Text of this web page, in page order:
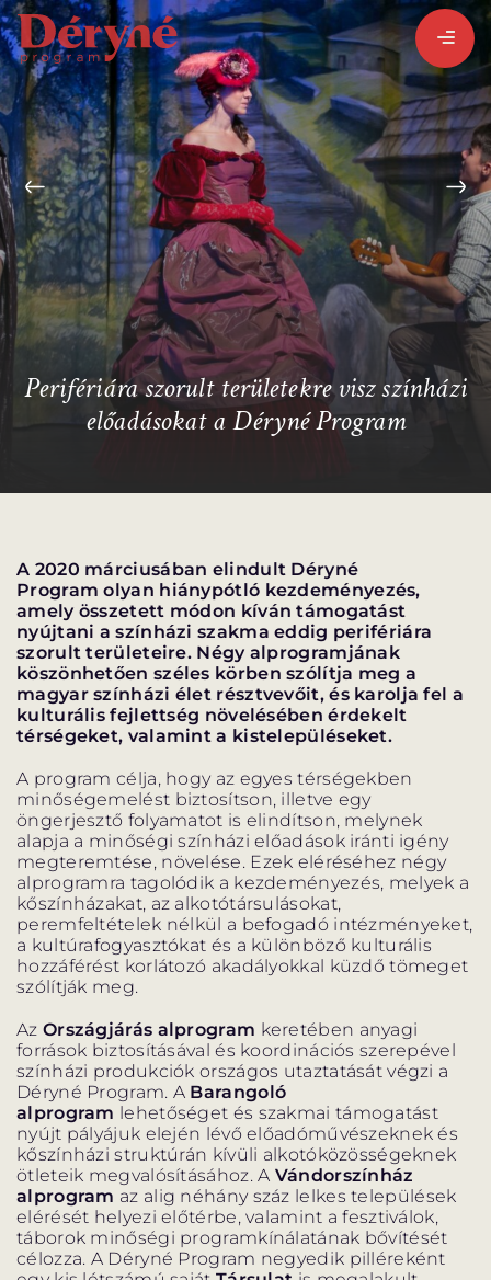
BEJELENTKEZEM
REGISZTRÁLOK
PROGRAMISMERTETŐ
PROGRAMOK
PROGRAM
PROGRAM
ALPROGRAMOK
ORSZÁGJÁRÁS VÁNDORSZÍNHÁZ
KULTUP VITÉZ LÁSZLÓ
BARANGOLÓ
DÉRYNÉ TÁRSULAT
PROJEKTEK
Perifériára szorult területekre visz színházi
előadásokat a Déryné Program
A 2020 márciusában elindult Déryné
Programolyan hiánypótló kezdeményezés,
amely összetett módon kíván támogatást
nyújtani a színházi szakma eddig perifériára
szorult területeire. Négy alprogramjának
köszönhetően széles körben szólítja meg a
magyar színházi élet résztvevőit, és karolja fel a
kulturális fejlettség növelésében érdekelt
térségeket, valamint a kistelepüléseket.
A program célja, hogy az egyes térségekben
minőségemelést biztosítson, illetve egy
öngerjesztő folyamatot is elindítson, melynek
alapja a minőségi színházi előadások iránti igény
megteremtése, növelése. Ezek eléréséhez négy
alprogramra tagolódik a kezdeményezés, melyek a
kőszínházakat, az alkotótársulásokat,
peremfeltételek nélkül a befogadó intézményeket,
a kultúrafogyasztókat és a különböző kulturális
hozzáférést korlátozó akadályokkal küzdő tömeget
szólítják meg.
Az Országjárás alprogram keretében anyagi
források biztosításával és koordinációs szerepével
színházi produkciók országos utaztatását végzi a
Déryné Program. A Barangoló
alprogram lehetőséget és szakmai támogatást
nyújt pályájuk elején lévő előadóművészeknek és
kőszínházi struktúrán kívüli alkotóközösségeknek
ötleteik megvalósításához. A Vándorszínház
alprogram az alig néhány száz lelkes települések
elérését helyezi előtérbe, valamint a fesztiválok,
táborok minőségi programkínálatának bővítését
célozza. A Déryné Program negyedik pilléreként